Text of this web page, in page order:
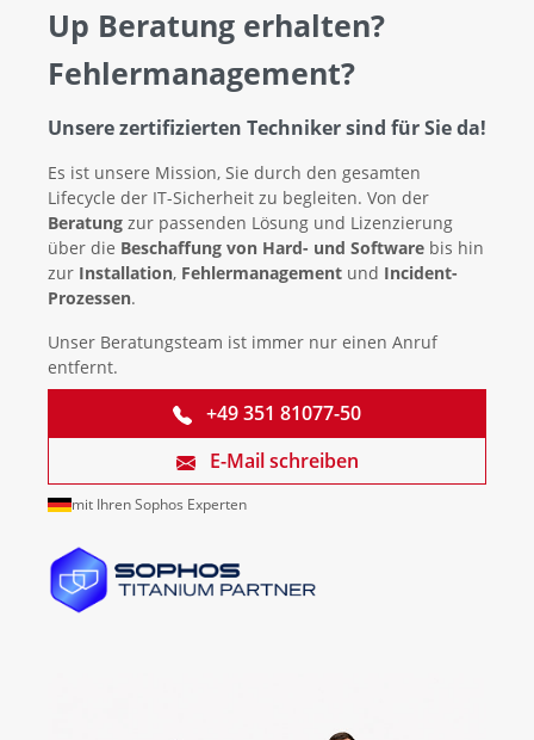
Up Beratung erhalten?
Fehlermanagement?
Unsere zertifizierten Techniker sind für Sie da!
Es ist unsere Mission, Sie durch den gesamten
Lifecycle der IT-Sicherheit zu begleiten. Von der
Beratung zur passenden Lösung und Lizenzierung
über die Beschaffung von Hard- und Software bis hin
zur Installation, Fehlermanagement und Incident-
Prozessen.
Unser Beratungsteam ist immer nur einen Anruf
entfernt.
+49 351 81077-50
E-Mail schreiben
mit Ihren Sophos Experten